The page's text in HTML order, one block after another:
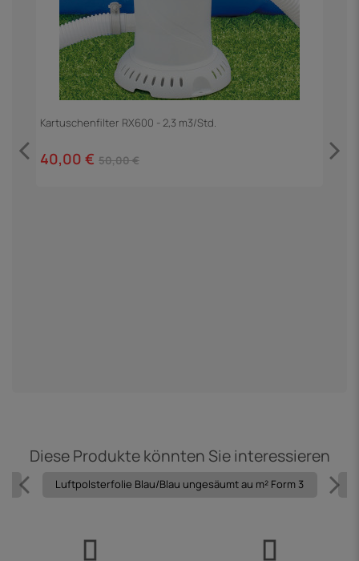
Kartuschenfilter RX600 - 2,3 m3/Std.
40,00 € 50,00 €
Diese Produkte könnten Sie interessieren
Luftpolsterfolie Blau/Blau ungesäumt au m² Form 3